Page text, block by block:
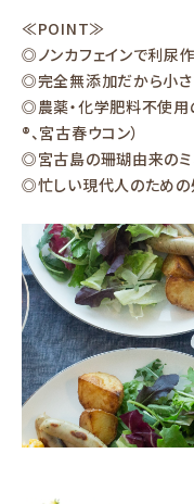
≪POINT≫
◎ノンカフェインで利尿
◎完全無添加だから小さ
◎農薬・化学肥料不使用
®、宮古春ウコン）
◎宮古島の珊瑚由来のミ
◎忙しい現代人のための